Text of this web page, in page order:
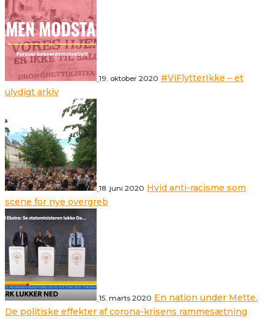
19. oktober 2020 #ViFlytterIkke – et
ulydigt arkiv
18. juni 2020 Hvid anti-racisme som
scene for nye overgreb
15. marts 2020 En nation under Mette.
De politiske effekter af corona-krisens rammesætning